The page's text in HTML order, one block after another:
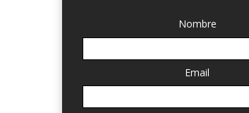
Nombre
Email